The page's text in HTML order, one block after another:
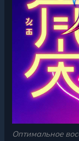
Оптимальное